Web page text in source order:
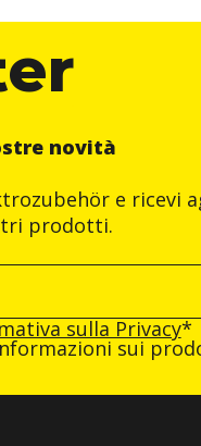
novità
e ricevi
prodotti.
sulla Privacy*
sui